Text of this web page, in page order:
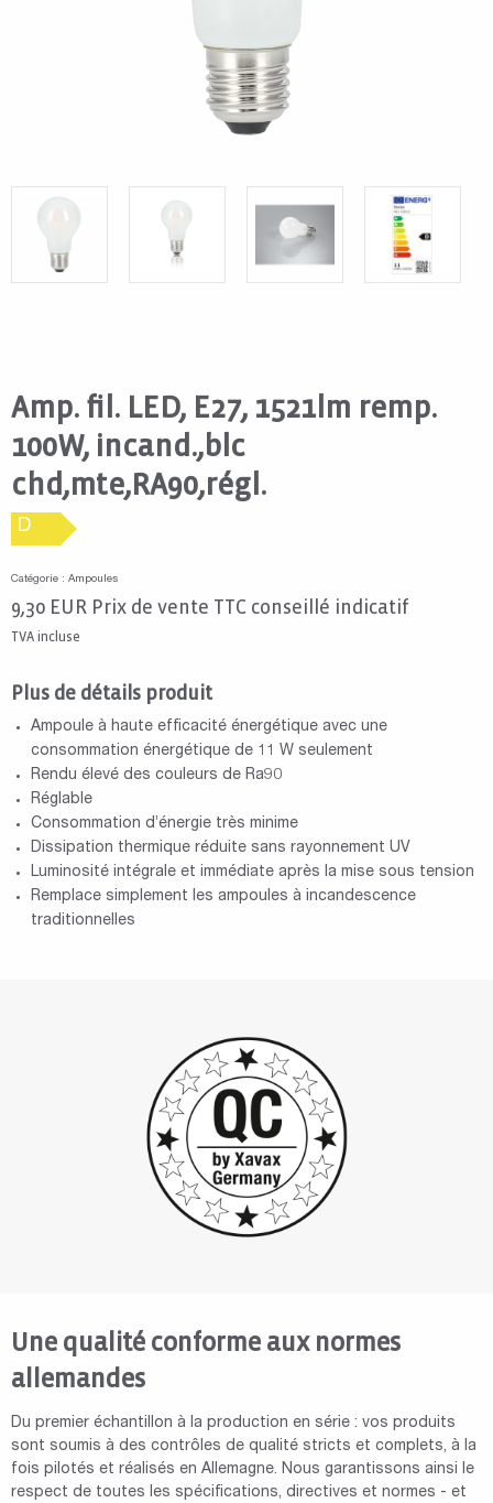
Amp. fil. LED, E27, 1521lm remp.
100W, incand.,blc
chd,mte,RA90,régl.
D
Catégorie : Ampoules
9,30 EUR Prix de vente TTC conseillé indicatif
TVA incluse
Plus de détails produit
Ampoule à haute efficacité énergétique avec une
consommation énergétique de 11 W seulement
Rendu élevé des couleurs de Ra90
Réglable
Consommation d’énergie très minime
Dissipation thermique réduite sans rayonnement UV
Luminosité intégrale et immédiate après la mise sous tension
Remplace simplement les ampoules à incandescence
traditionnelles
Une qualité conforme aux normes
allemandes
Du premier échantillon à la production en série : vos produits
sont soumis à des contrôles de qualité stricts et complets, à la
fois pilotés et réalisés en Allemagne. Nous garantissons ainsi le
respect de toutes les spécifications, directives et normes - et